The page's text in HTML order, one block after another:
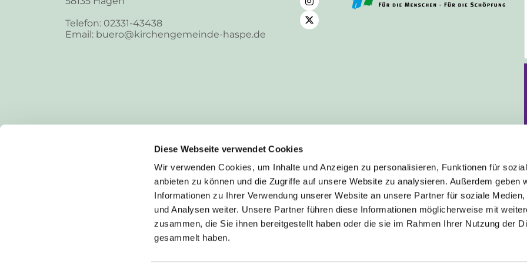
Diese Webseite verwendet Cookies
Wir verwenden Cookies, um Inhalte und Anzeigen zu personalisieren, Funktionen für
anbieten zu können und die Zugriffe auf unsere Website zu analysieren. Außerdem geben
Informationen zu Ihrer Verwendung unserer Website an unsere Partner für soziale Medien,
und Analysen weiter. Unsere Partner führen diese Informationen möglicherweise mit
zusammen, die Sie ihnen bereitgestellt haben oder die sie im Rahmen Ihrer Nutzung der
gesammelt haben.
Telefon: 02331-43438
Email: buero@kirchengemeinde-haspe.de
Deutsch
Impressum ChurchDesk-